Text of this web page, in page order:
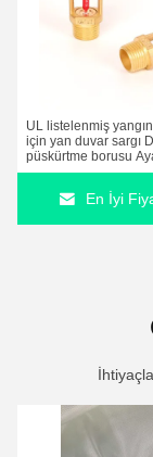
UL listelenmiş
için yan duvar sargı
püskürtme borusu
Yangın söndürme
sistemi için püskürtme
En İyi